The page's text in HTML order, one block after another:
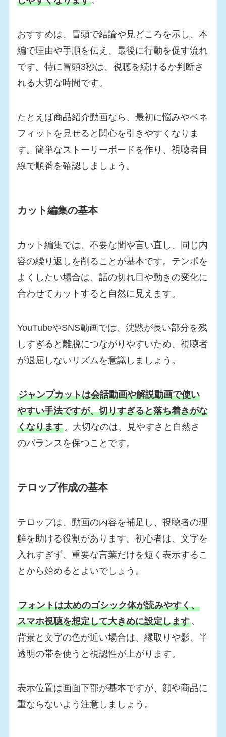
おすすめは、冒頭で結論や見どころを示し、本
編で理由や手順を伝え、最後に行動を促す流れ
です。特に冒頭3秒は、視聴を続けるか判断さ
れる大切な時間です。
たとえば商品紹介動画なら、最初に悩みやベネ
フィットを見せると関心を引きやすくなりま
す。簡単なストーリーボードを作り、視聴者目
線で順番を確認しましょう。
カット編集の基本
カット編集では、不要な間や言い直し、同じ内
容の繰り返しを削ることが基本です。テンポを
よくしたい場合は、話の切れ目や動きの変化に
合わせてカットすると自然に見えます。
YouTubeやSNS動画では、沈黙が長い部分を残
しすぎると離脱につながりやすいため、視聴者
が退屈しないリズムを意識しましょう。
ジャンプカットは会話動画や解説動画で使い
やすい手法ですが、切りすぎると落ち着きがな
くなります。大切なのは、見やすさと自然さ
のバランスを保つことです。
テロップ作成の基本
テロップは、動画の内容を補足し、視聴者の理
解を助ける役割があります。初心者は、文字を
入れすぎず、重要な言葉だけを短く表示するこ
とから始めるとよいでしょう。
フォントは太めのゴシック体が読みやすく、
スマホ視聴を想定して大きめに設定します。
背景と文字の色が近い場合は、縁取りや影、半
透明の帯を使うと視認性が上がります。
表示位置は画面下部が基本ですが、顔や商品に
重ならないよう注意しましょう。